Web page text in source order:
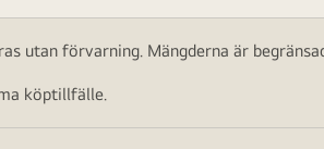
utan förvarning. Mängderna är
köptillfälle.